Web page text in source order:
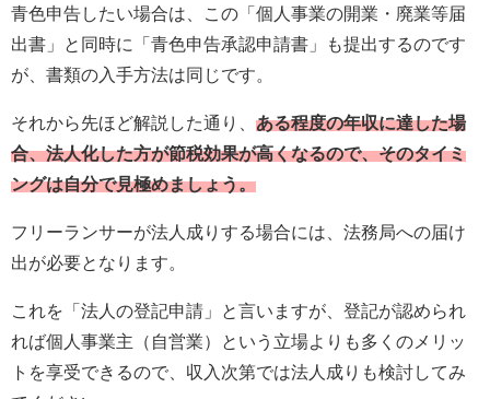
青色申告したい場合は、この「個人事業の開業・廃業等届
出書」と同時に「青色申告承認申請書」も提出するのです
が、書類の入手方法は同じです。
それから先ほど解説した通り、 ある程度の年収に達した場
合、法人化した方が節税効果が高くなるので、そのタイミ
ングは自分で見極めましょう。
フリーランサーが法人成りする場合には、法務局への届け
出が必要となります。
これを「法人の登記申請」と言いますが、登記が認められ
れば個人事業主（自営業）という立場よりも多くのメリッ
トを享受できるので、収入次第では法人成りも検討してみ